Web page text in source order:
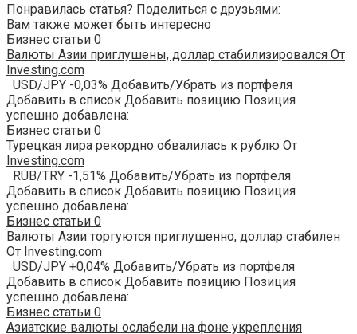
Понравилась статья? Поделиться с друзьями:
Вам также может быть интересно
Бизнес статьи 0
Валюты Азии приглушены, доллар стабилизировался От
Investing.com
USD/JPY -0,03% Добавить/Убрать из портфеля
Добавить в список Добавить позицию Позиция
успешно добавлена:
Бизнес статьи 0
Турецкая лира рекордно обвалилась к рублю От
Investing.com
RUB/TRY -1,51% Добавить/Убрать из портфеля
Добавить в список Добавить позицию Позиция
успешно добавлена:
Бизнес статьи 0
Валюты Азии торгуются приглушенно, доллар стабилен
От Investing.com
USD/JPY +0,04% Добавить/Убрать из портфеля
Добавить в список Добавить позицию Позиция
успешно добавлена:
Бизнес статьи 0
Азиатские валюты ослабели на фоне укрепления